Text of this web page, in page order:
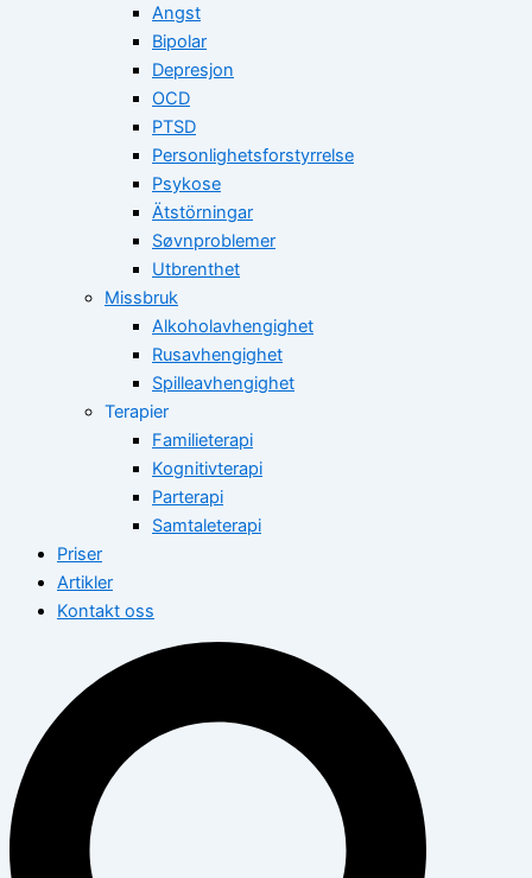
Angst
Bipolar
Depresjon
OCD
PTSD
Personlighetsforstyrrelse
Psykose
Ätstörningar
Søvnproblemer
Utbrenthet
Missbruk
Alkoholavhengighet
Rusavhengighet
Spilleavhengighet
Terapier
Familieterapi
Kognitivterapi
Parterapi
Samtaleterapi
Priser
Artikler
Kontakt oss